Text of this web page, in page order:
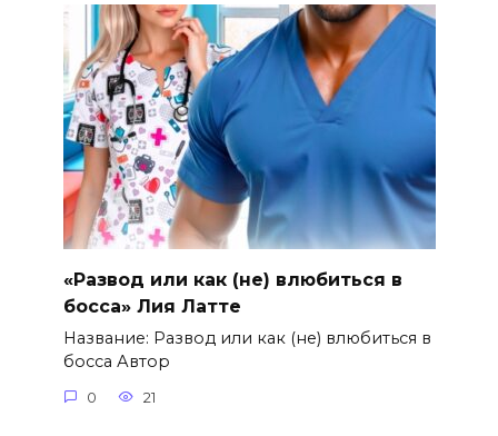
«Развод или как (не) влюбиться в
босса» Лия Латте
Название: Развод или как (не) влюбиться в
босса Автор
0 21